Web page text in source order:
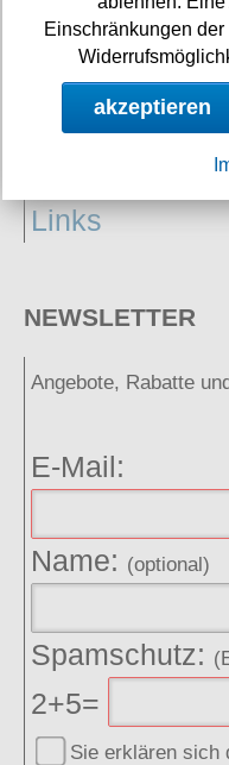
Links
NEWSLETTER
Angebote, Rabatte
E-Mail:
Name: (optional)
Spamschutz:
2+5=
Sie erklären sich
Einschränkungen
akzeptieren